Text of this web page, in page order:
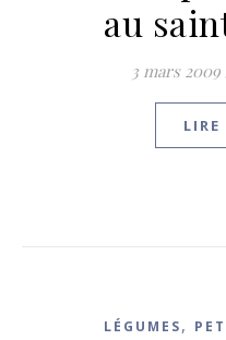
au
3 mars 2009
LÉGUMES,